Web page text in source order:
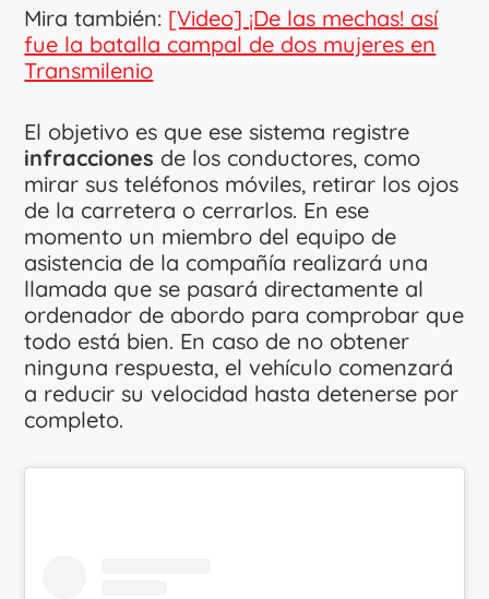
Mira también: [Video] ¡De las mechas! así
fue la batalla campal de dos mujeres en
Transmilenio
El objetivo es que ese sistema registre
infracciones de los conductores, como
mirar sus teléfonos móviles, retirar los ojos
de la carretera o cerrarlos. En ese
momento un miembro del equipo de
asistencia de la compañía realizará una
llamada que se pasará directamente al
ordenador de abordo para comprobar que
todo está bien. En caso de no obtener
ninguna respuesta, el vehículo comenzará
a reducir su velocidad hasta detenerse por
completo.